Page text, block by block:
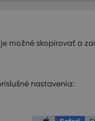
možné skopírovať a
nastavenia: